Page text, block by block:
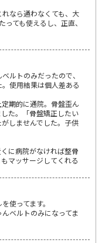
なら通わなくても、大
ても使えるし、正直、
ルトのみだったので、
使用結果は個人差ある
期的に通院。骨盤歪ん
た。「骨盤矯正したい
しませんでした。子供
に病院がなければ整骨
マッサージしてくれる
使ってます。
ベルトのみになってま